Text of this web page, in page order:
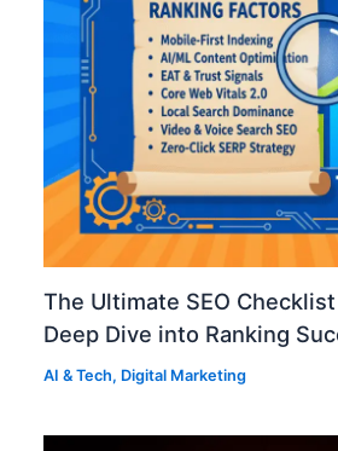
The Ultimate SEO
Deep Dive into Ranking
AI & Tech, Digital Marketing